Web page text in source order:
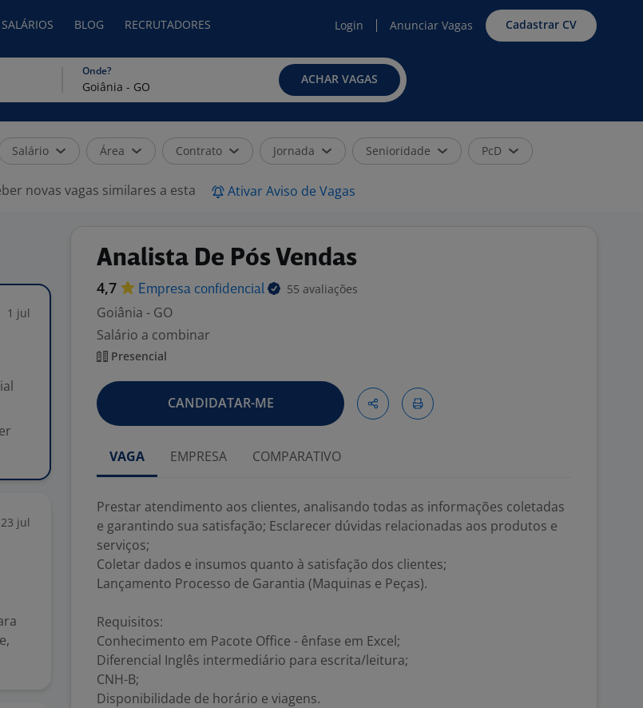
SALÁRIOS BLOG RECRUTADORES Login Anunciar Vagas Cadastrar CV
Onde?
ACHAR VAGAS
Salário Área Contrato Jornada Senioridade PcD
novas vagas similares a esta Ativar Aviso de Vagas
1 jul
23 jul
Analista De Pós Vendas
4,7 Empresa confidencial 55 avaliações
Goiânia - GO
Salário a combinar
Presencial
CANDIDATAR-ME
VAGA EMPRESA COMPARATIVO
Prestar atendimento aos clientes, analisando todas as informações coletadas
e garantindo sua satisfação; Esclarecer dúvidas relacionadas aos produtos e
serviços;
Coletar dados e insumos quanto à satisfação dos clientes;
Lançamento Processo de Garantia (Maquinas e Peças).
Requisitos:
Conhecimento em Pacote Office - ênfase em Excel;
Diferencial Inglês intermediário para escrita/leitura;
CNH-B;
Disponibilidade de horário e viagens.